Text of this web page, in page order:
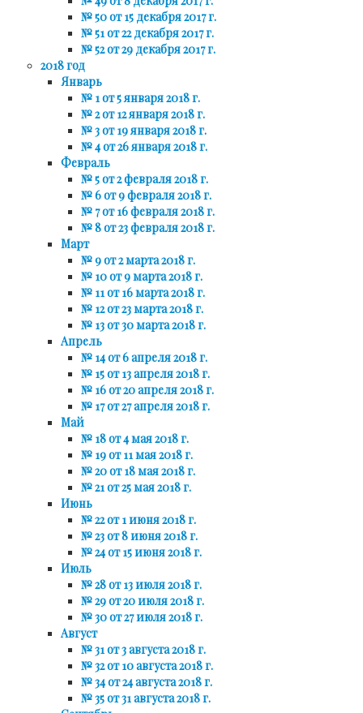
№ 50 от 15 декабря 2017 г.
№ 51 от 22 декабря 2017 г.
№ 52 от 29 декабря 2017 г.
2018 год
Январь
№ 1 от 5 января 2018 г.
№ 2 от 12 января 2018 г.
№ 3 от 19 января 2018 г.
№ 4 от 26 января 2018 г.
Февраль
№ 5 от 2 февраля 2018 г.
№ 6 от 9 февраля 2018 г.
№ 7 от 16 февраля 2018 г.
№ 8 от 23 февраля 2018 г.
Март
№ 9 от 2 марта 2018 г.
№ 10 от 9 марта 2018 г.
№ 11 от 16 марта 2018 г.
№ 12 от 23 марта 2018 г.
№ 13 от 30 марта 2018 г.
Апрель
№ 14 от 6 апреля 2018 г.
№ 15 от 13 апреля 2018 г.
№ 16 от 20 апреля 2018 г.
№ 17 от 27 апреля 2018 г.
Май
№ 18 от 4 мая 2018 г.
№ 19 от 11 мая 2018 г.
№ 20 от 18 мая 2018 г.
№ 21 от 25 мая 2018 г.
Июнь
№ 22 от 1 июня 2018 г.
№ 23 от 8 июня 2018 г.
№ 24 от 15 июня 2018 г.
Июль
№ 28 от 13 июля 2018 г.
№ 29 от 20 июля 2018 г.
№ 30 от 27 июля 2018 г.
Август
№ 31 от 3 августа 2018 г.
№ 32 от 10 августа 2018 г.
№ 34 от 24 августа 2018 г.
№ 35 от 31 августа 2018 г.